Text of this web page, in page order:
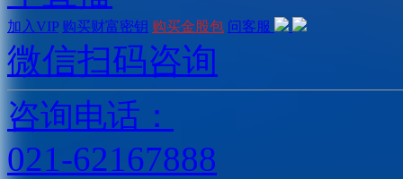
加入VIP 购买财富密钥 购买金股包 问客服
微信扫码咨询
咨询电话：
021-62167888